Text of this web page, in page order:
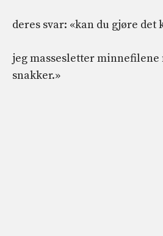
deres svar: «kan du gjøre det
jeg massesletter minnefilene
snakker.»